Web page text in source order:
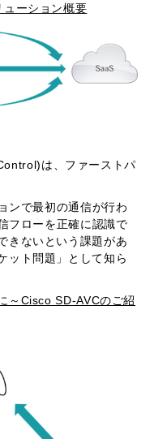
ーション概要
は、ファーストパ
ンで最初の通信が行わ
フローを正確に認識で
きないという課題があ
ット問題」として知ら
～Cisco SD-AVCのご紹